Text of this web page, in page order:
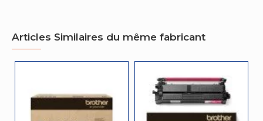
Articles Similaires du même fabricant